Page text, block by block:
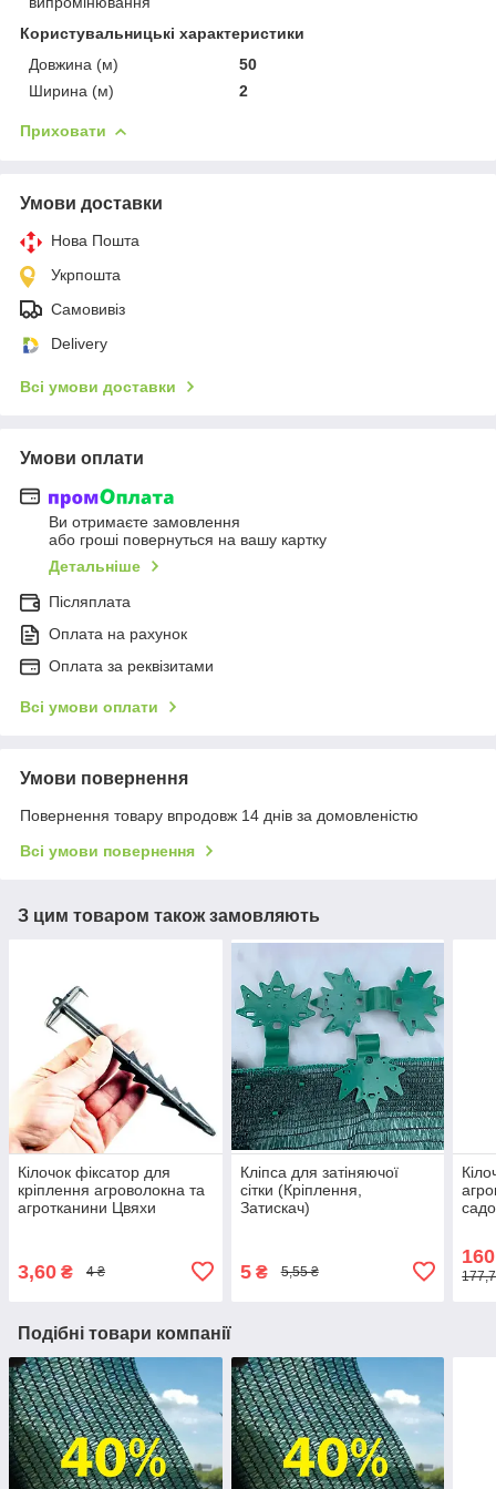
Користувальницькі характеристики
Довжина (м)
50
Ширина (м)
2
Приховати
Умови доставки
Нова Пошта
Укрпошта
Самовивіз
Delivery
Всі умови доставки
Умови оплати
Ви отримаєте замовлення
або гроші повернуться на вашу картку
Детальніше
Післяплата
Оплата на рахунок
Оплата за реквізитами
Всі умови оплати
Умови повернення
Повернення товару впродовж 14 днів за домовленістю
Всі умови повернення
З цим товаром також замовляють
Кілочок фіксатор для
кріплення агроволокна та
агротканини Цвяхи
3,60 ₴ 4 ₴
Кліпса для затіняючої
сітки (Кріплення,
Затискач)
5₴ 5,55 ₴
160
Подібні товари компанії